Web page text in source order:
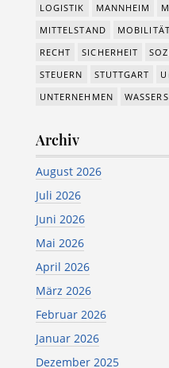
LOGISTIK
MANNHEIM
MITTELSTAND
MOBILITÄT
RECHT
SICHERHEIT
STEUERN
STUTTGART
UNTERNEHMEN
Archiv
August 2026
Juli 2026
Juni 2026
Mai 2026
April 2026
März 2026
Februar 2026
Januar 2026
Dezember 2025